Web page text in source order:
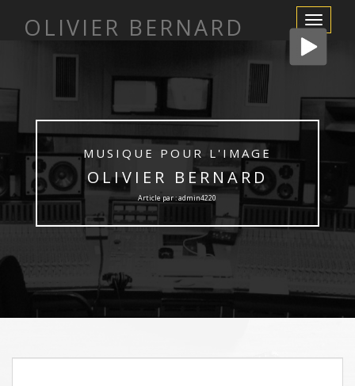
Afficher/
la
navigation
OLIVIER BERNARD
MUSIQUE POUR L'IMAGE
OLIVIER BERNARD
Article par : admin4220